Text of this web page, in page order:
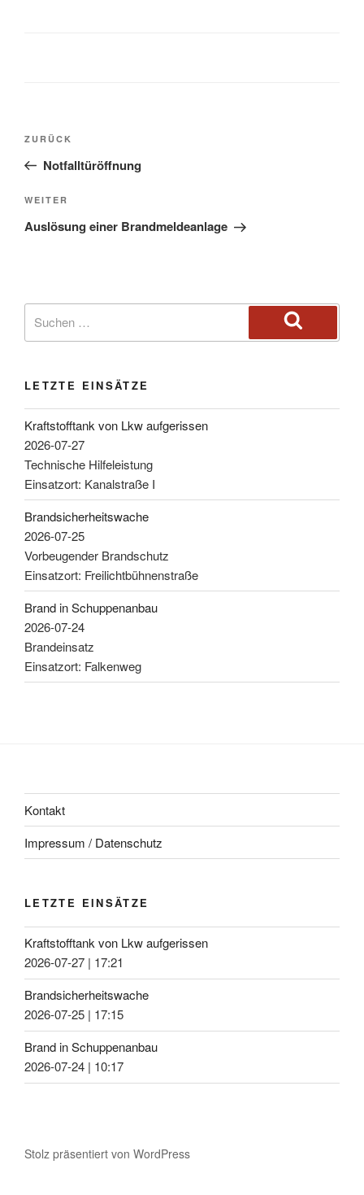
ZURÜCK
Notfalltüröffnung
WEITER
Auslösung einer Brandmeldeanlage
LETZTE EINSÄTZE
Kraftstofftank von Lkw aufgerissen
2026-07-27
Technische Hilfeleistung
Einsatzort: Kanalstraße I
Brandsicherheitswache
2026-07-25
Vorbeugender Brandschutz
Einsatzort: Freilichtbühnenstraße
Brand in Schuppenanbau
2026-07-24
Brandeinsatz
Einsatzort: Falkenweg
Kontakt
Impressum / Datenschutz
LETZTE EINSÄTZE
Kraftstofftank von Lkw aufgerissen
2026-07-27 | 17:21
Brandsicherheitswache
2026-07-25 | 17:15
Brand in Schuppenanbau
2026-07-24 | 10:17
Stolz präsentiert von WordPress